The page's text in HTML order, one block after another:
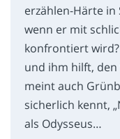
erzählen-Härte in
wenn er mit
konfrontiert
und ihm hilft, den
meint auch
sicherlich kennt,
als Odysseus…